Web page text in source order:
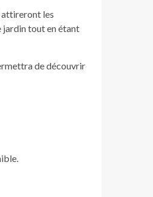
attireront les
jardin tout en étant
de découvrir